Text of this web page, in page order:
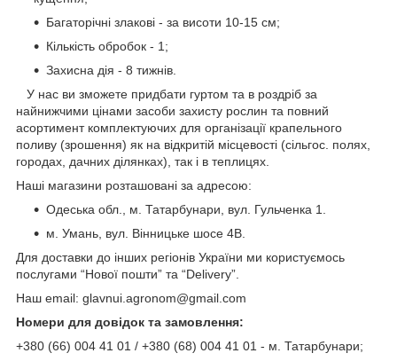
Багаторічні злакові - за висоти 10-15 см;
Кількість обробок - 1;
Захисна дія - 8 тижнів.
У нас ви зможете придбати гуртом та в роздріб за
найнижчими цінами засоби захисту рослин та повний
асортимент комплектуючих для організації крапельного
поливу (зрошення) як на відкритій місцевості (сільгос. полях,
городах, дачних ділянках), так і в теплицях.
Наші магазини розташовані за адресою:
Одеська обл., м. Татарбунари, вул. Гульченка 1.
м. Умань, вул. Вінницьке шосе 4В.
Для доставки до інших регіонів України ми користуємось
послугами “Нової пошти” та “Delivery”.
Наш email: glavnui.agronom@gmail.com
Номери для довідок та замовлення:
+380 (66) 004 41 01 / +380 (68) 004 41 01 - м. Татарбунари;